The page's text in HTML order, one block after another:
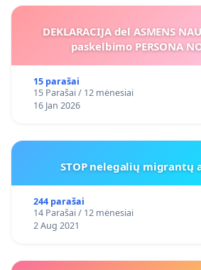
DEKLARACIJA del ASMENS
paskelbimo PERSONA
15 parašai
15 Parašai / 12 mėnesiai
16 Jan 2026
STOP nelegalių migrantų
244 parašai
14 Parašai / 12 mėnesiai
2 Aug 2021